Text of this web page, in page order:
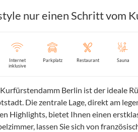
nur einen Schritt vom
Internet
inklusive
Parkplatz Restaurant Sauna
Berlin ist der ideale
Die zentrale Lage, direkt am
Highlights, bietet Ihnen einen
lassen Sie sich von